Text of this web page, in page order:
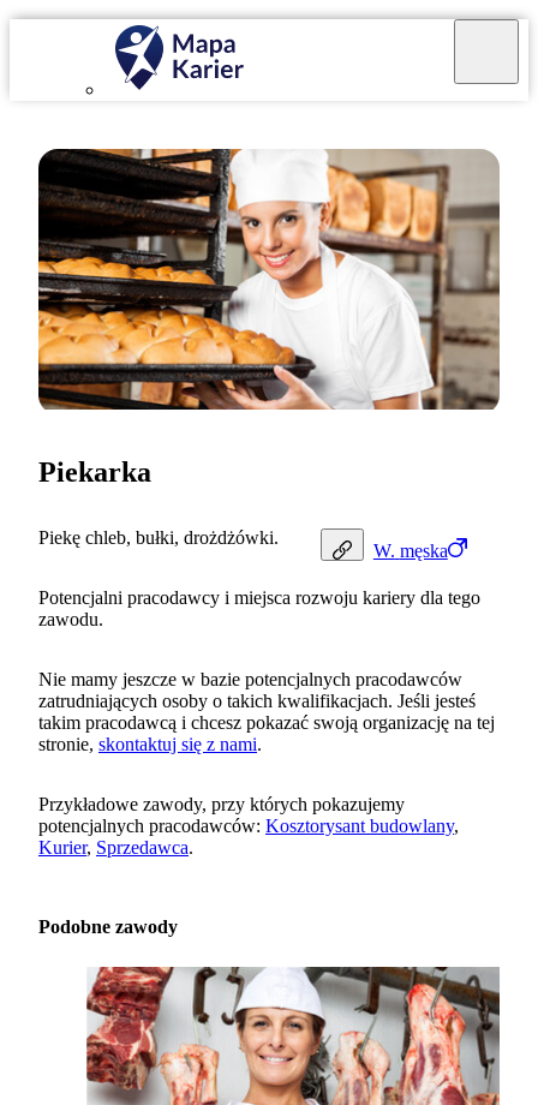
W. męska
Piekarka
Piekę chleb, bułki, drożdżówki.
Potencjalni pracodawcy i miejsca rozwoju kariery dla tego
zawodu.
Nie mamy jeszcze w bazie potencjalnych pracodawców
zatrudniających osoby o takich kwalifikacjach. Jeśli jesteś
takim pracodawcą i chcesz pokazać swoją organizację na tej
stronie, skontaktuj się z nami.
Przykładowe zawody, przy których pokazujemy
potencjalnych pracodawców: Kosztorysant budowlany,
Kurier, Sprzedawca.
Podobne zawody